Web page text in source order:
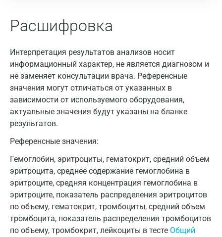
Расшифровка
Интерпретация результатов анализов носит
информационный характер, не является диагнозом и
не заменяет консультации врача. Референсные
значения могут отличаться от указанных в
зависимости от используемого оборудования,
актуальные значения будут указаны на бланке
результатов.
Референсные значения:
Гемоглобин, эритроциты, гематокрит, средний объем
эритроцита, среднее содержание гемоглобина в
эритроците, средняя концентрация гемоглобина в
эритроците, показатель распределения эритроцитов
по объему, гематокрит, тромбоциты, средний объем
тромбоцита, показатель распределения тромбоцитов
по объему, тромбокрит, лейкоциты в тесте Общий
Москва
Санкт-Петербург
Нижний Новгород
Казань